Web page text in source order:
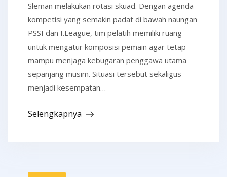
Sleman melakukan rotasi skuad. Dengan agenda
kompetisi yang semakin padat di bawah naungan
PSSI dan I.League, tim pelatih memiliki ruang
untuk mengatur komposisi pemain agar tetap
mampu menjaga kebugaran penggawa utama
sepanjang musim. Situasi tersebut sekaligus
menjadi kesempatan…
Selengkapnya